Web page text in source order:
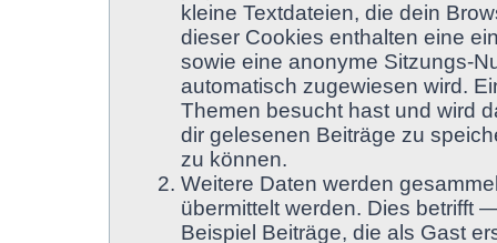
kleine Textdateien, die dein
dieser Cookies enthalten eine
sowie eine anonyme Sitzungs-
automatisch zugewiesen wird.
Themen besucht hast und wird
dir gelesenen Beiträge zu
zu können.
Weitere Daten werden
übermittelt werden. Dies betrifft
Beispiel Beiträge, die als Gast